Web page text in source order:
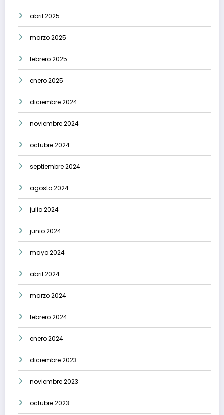
abril 2025
marzo 2025
febrero 2025
enero 2025
diciembre 2024
noviembre 2024
octubre 2024
septiembre 2024
agosto 2024
julio 2024
junio 2024
mayo 2024
abril 2024
marzo 2024
febrero 2024
enero 2024
diciembre 2023
noviembre 2023
octubre 2023